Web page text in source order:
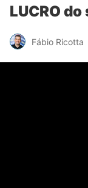
LUCRO
Fábio Ricotta